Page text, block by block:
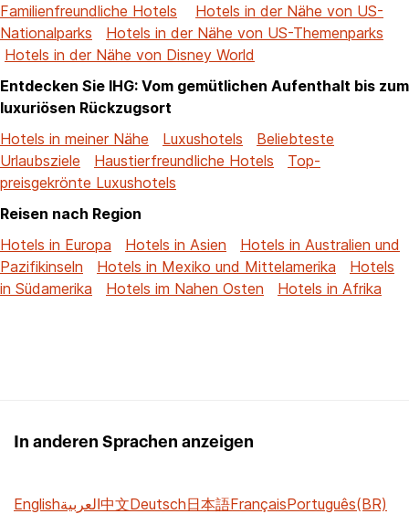
Familienfreundliche Hotels
Hotels in der Nähe von US-
Nationalparks
Hotels in der Nähe von US-Themenparks
Hotels in der Nähe von Disney World
Entdecken Sie IHG: Vom gemütlichen Aufenthalt bis zum
luxuriösen Rückzugsort
Hotels in meiner Nähe
Luxushotels
Beliebteste
Urlaubsziele
Haustierfreundliche Hotels
Top-
preisgekrönte Luxushotels
Reisen nach Region
Hotels in Europa
Hotels in Asien
Hotels in Australien und
Pazifikinseln
Hotels in Mexiko und Mittelamerika
Hotels
in Südamerika
Hotels im Nahen Osten Hotels in Afrika
In anderen Sprachen anzeigen
Englishالعربية中文Deutsch日本語FrançaisPortuguês(BR)